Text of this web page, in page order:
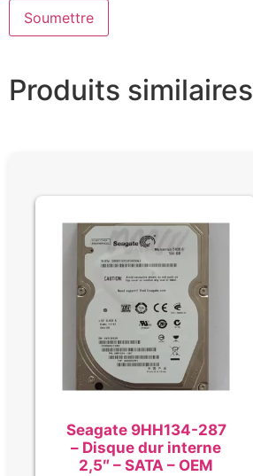
Produits similaires
Seagate 9HH134-287
– Disque dur interne
2,5″ – SATA – OEM